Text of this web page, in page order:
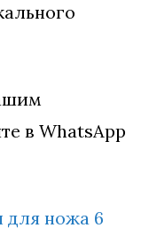
в WhatsApp
для ножа 6